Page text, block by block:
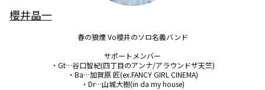
櫻井晶一
春の狼煙 Vo櫻井のソロ名義バンド
サポートメンバー
・Gt…谷口智紀(四丁目のアンナ/アラウンドザ天竺)
・Ba…加賀原 匠(ex.FANCY GIRL CINEMA)
・Dr…山城大樹(in da my house)